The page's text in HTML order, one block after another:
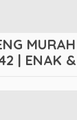
| ENAK